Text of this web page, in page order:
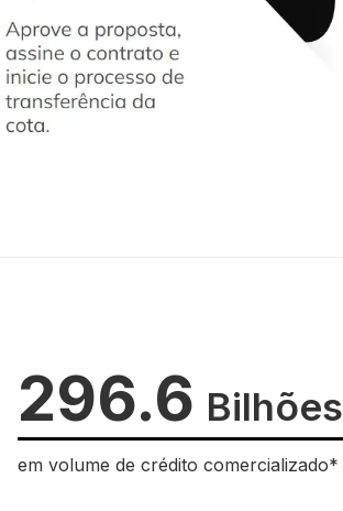
296.6 Bilhões
em volume de crédito comercializado*